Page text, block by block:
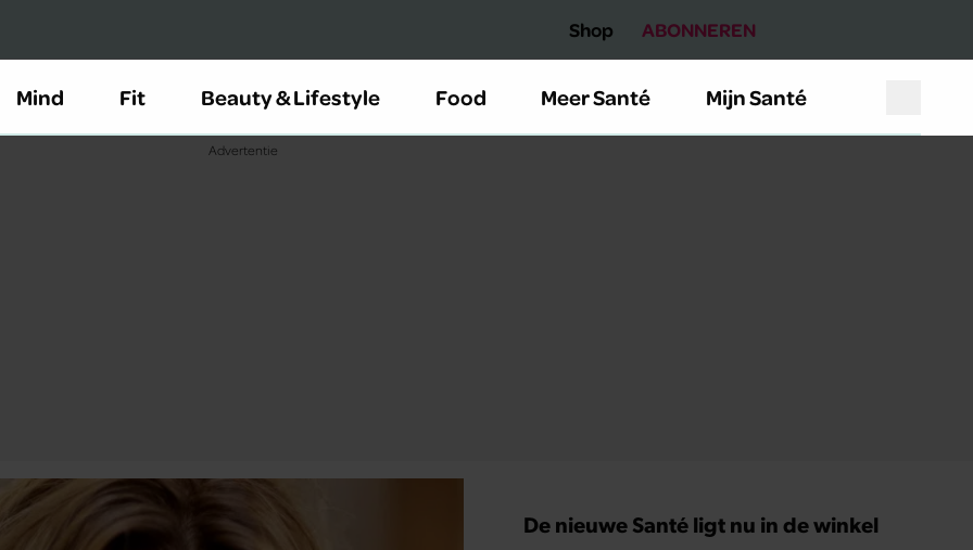
Shop ABONNEREN
Mind Fit Beauty & Lifestyle Food Meer Santé Mijn Santé
De nieuwe Santé ligt nu in de winkel